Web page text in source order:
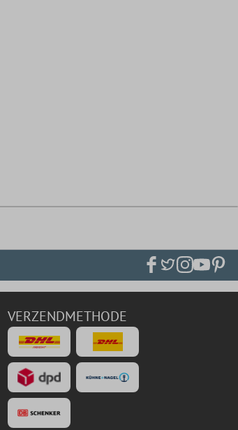
VERZENDMETHODE